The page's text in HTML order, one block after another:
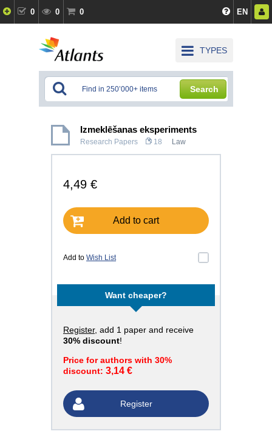
0 0 0 EN
TYPES
Search
Izmeklēšanas eksperiments
Research Papers 18 Law
4,49 €
Add to cart
Add to Wish List
Want cheaper?
Register, add 1 paper and receive
30% discount!
Price for authors with 30%
discount: 3,14 €
Register